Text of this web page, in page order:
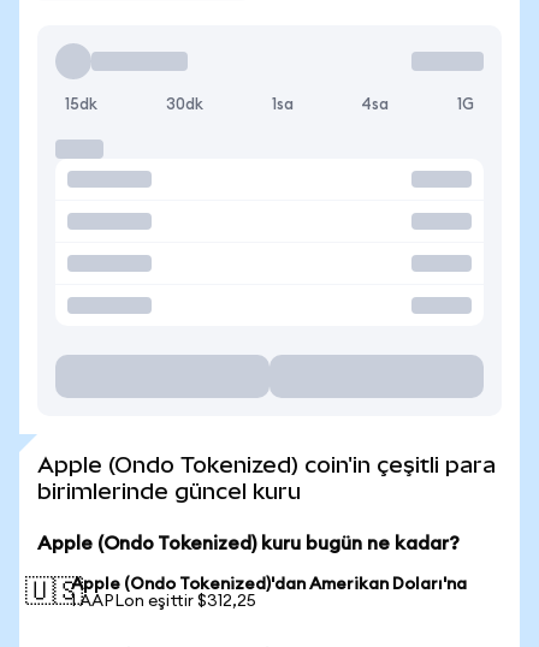
15dk 30dk 1sa 4sa 1G
Apple (Ondo Tokenized) coin'in çeşitli para
birimlerinde güncel kuru
Apple (Ondo Tokenized) kuru bugün ne kadar?
🇺🇸Apple (Ondo Tokenized)'dan Amerikan Doları'na
1 AAPLon eşittir $312,25